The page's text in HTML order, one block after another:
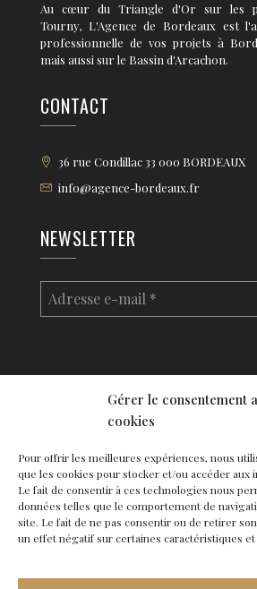
Gérer le consentement
cookies
Pour offrir les meilleures expériences, nous
que les cookies pour stocker et/ou accéder aux
Le fait de consentir à ces technologies nous
données telles que le comportement de
site. Le fait de ne pas consentir ou de retirer
un effet négatif sur certaines caractéristiques
Au cœur du Triangle d'Or sur les
Tourny, L'Agence de Bordeaux est
professionnelle de vos projets à
mais aussi sur le Bassin d'Arcachon.
CONTACT
36 rue Condillac 33 000 BORDEAUX
info@agence-bordeaux.fr
NEWSLETTER
© 2026 Agence de Bordeaux - Site